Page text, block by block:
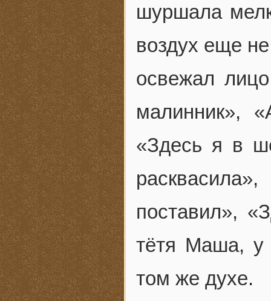
шуршала
воздух еще
освежал
малинник»,
«Здесь я в
поставил»,
тётя Маша, у
том же духе.